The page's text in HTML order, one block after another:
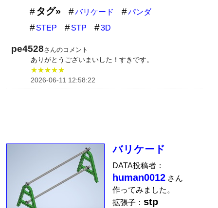
タグ» バリケード
パンダ
STEP
STP 3D
pe4528さんのコメント
ありがとうございまいした！すきです。
★★★★★
2026-06-11 12:58:22
バリケード
DATA投稿者：
human0012 さん
作ってみました。
拡張子：stp